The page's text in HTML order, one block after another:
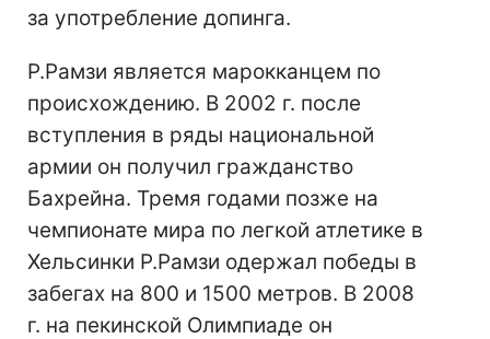
за употребление допинга.
Р.Рамзи является марокканцем по
происхождению. В 2002 г. после
вступления в ряды национальной
армии он получил гражданство
Бахрейна. Тремя годами позже на
чемпионате мира по легкой атлетике в
Хельсинки Р.Рамзи одержал победы в
забегах на 800 и 1500 метров. В 2008
г. на пекинской Олимпиаде он